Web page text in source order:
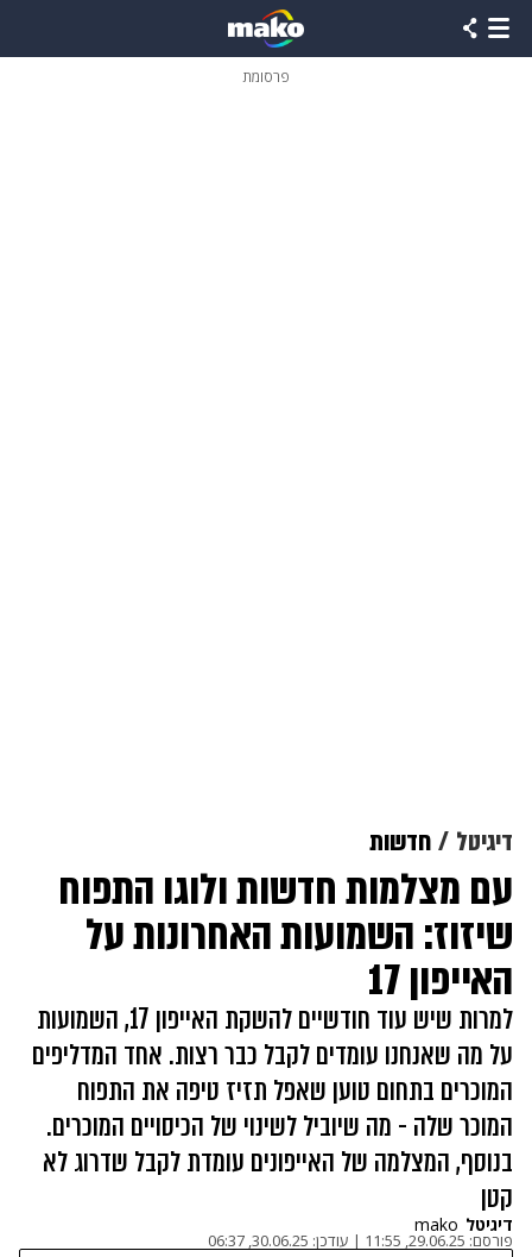
פרסומת
דיגיטל חדשות
עם מצלמות חדשות ולוגו התפוח
שיזוז: השמועות האחרונות על
האייפון 17
למרות שיש עוד חודשיים להשקת האייפון 17, השמועות
על מה שאנחנו עומדים לקבל כבר רצות. אחד המדליפים
המוכרים בתחום טוען שאפל תזיז טיפה את התפוח
המוכר שלה - מה שיוביל לשינוי של הכיסויים המוכרים.
בנוסף, המצלמה של האייפונים עומדת לקבל שדרוג לא
קטן
דיגיטל mako
פורסם: 29.06.25, 11:55
| עודכן: 30.06.25, 06:37